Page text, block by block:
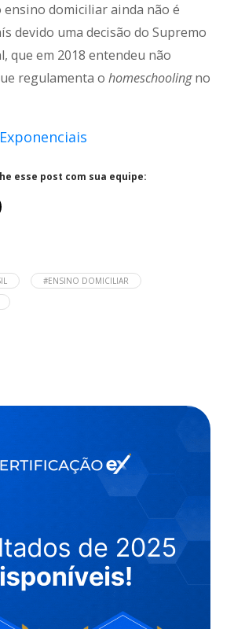
ensino domiciliar ainda não é
devido uma decisão do Supremo
que em 2018 entendeu não
regulamenta o homeschoolingno
esse post com sua equipe:
#ENSINO DOMICILIAR